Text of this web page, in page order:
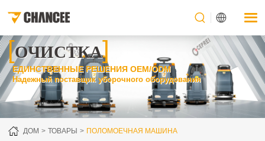
[ОЧИСТКА]
ЕДИНСТВЕННЫЕ РЕШЕНИЯ OEM/ODM
Надежный поставщик уборочного оборудования
ДОМ ТОВАРЫ ПОЛОМОЕЧНАЯ МАШИНА